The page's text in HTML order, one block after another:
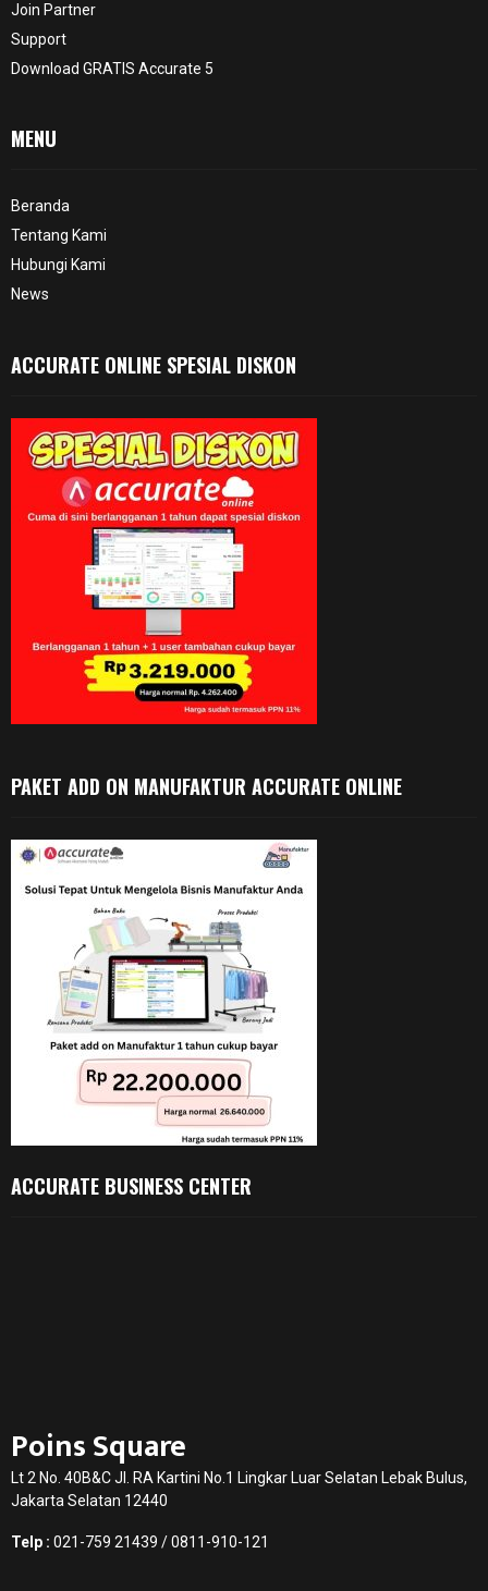
Join Partner
Support
Download GRATIS Accurate 5
MENU
Beranda
Tentang Kami
Hubungi Kami
News
ACCURATE ONLINE SPESIAL DISKON
PAKET ADD ON MANUFAKTUR ACCURATE ONLINE
ACCURATE BUSINESS CENTER
Poins Square
Lt 2 No. 40B&C Jl. RA Kartini No.1 Lingkar Luar Selatan Lebak Bulus,
Jakarta Selatan 12440
Telp : 021-759 21439 / 0811-910-121